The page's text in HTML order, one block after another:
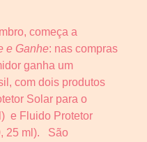
começa a
e Ganhe: nas compras
ganha um
com dois produtos
Solar para o
e Fluido Protetor
25 ml). São